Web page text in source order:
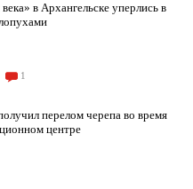
в Архангельске уперлись в
1
перелом черепа во время
центре